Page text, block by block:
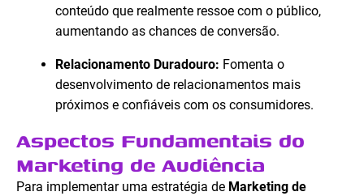
conteúdo que realmente ressoe com o público,
aumentando as chances de conversão.
Relacionamento Duradouro: Fomenta o
desenvolvimento de relacionamentos mais
próximos e confiáveis com os consumidores.
Aspectos Fundamentais do
Marketing de Audiência
Para implementar uma estratégia de Marketing de